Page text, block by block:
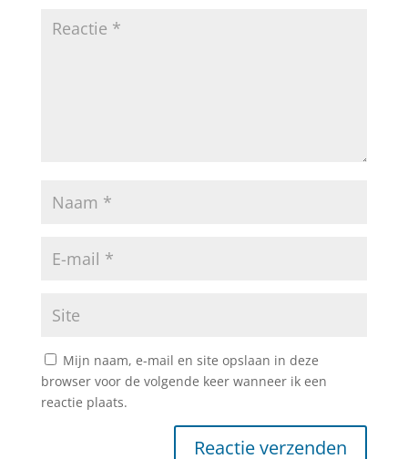
Mijn naam, e-mail en site opslaan in deze
browser voor de volgende keer wanneer ik een
reactie plaats.